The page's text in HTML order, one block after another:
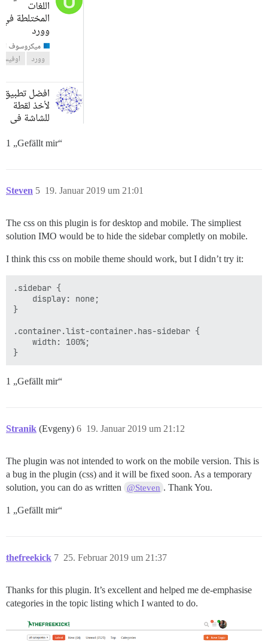
1 „Gefällt mir“
Steven 19. Januar 2019 um 21:01
5
The css on this plugin is for desktop and mobile. The simpliest
solution IMO would be to hide the sidebar completly on mobile.
I think this css on mobile theme should work, but I didn’t try it:
.sidebar {
    display: none;
}
.container.list-container.has-sidebar {
    width: 100%;
1 „Gefällt mir“
Stranik (Evgeny) 19. Januar 2019 um 21:12
6
The plugin was not intended to work on the mobile version. This is
a bug in the plugin (css) and it will be fixed soon. As a temporary
solution, you can do as written
@Steven . Thank You.
1 „Gefällt mir“
thefreekick 25. Februar 2019 um 21:37
7
Thanks for this plugin. It’s excellent and helped me de-emphasise
categories in the topic listing which I wanted to do.